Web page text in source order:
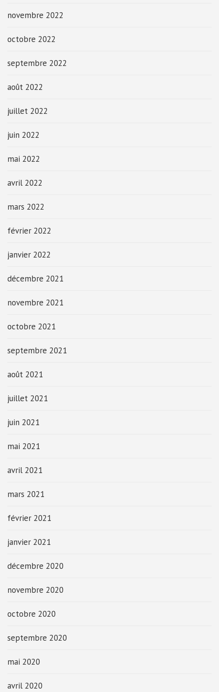
novembre 2022
octobre 2022
septembre 2022
août 2022
juillet 2022
juin 2022
mai 2022
avril 2022
mars 2022
février 2022
janvier 2022
décembre 2021
novembre 2021
octobre 2021
septembre 2021
août 2021
juillet 2021
juin 2021
mai 2021
avril 2021
mars 2021
février 2021
janvier 2021
décembre 2020
novembre 2020
octobre 2020
septembre 2020
mai 2020
avril 2020